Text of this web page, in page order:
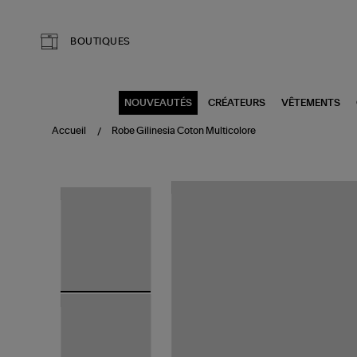
BOUTIQUES
NOUVEAUTÉS CRÉATEURS VÊTEMENTS
Accueil Robe Gilinesia Coton Multicolore